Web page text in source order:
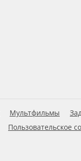
Мультфильмы
Пользовательское